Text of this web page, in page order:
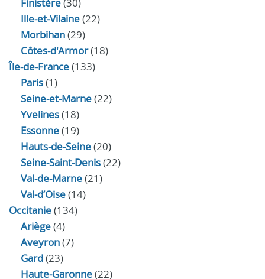
Ille-et-Vilaine(22)
Morbihan(29)
Côtes-d'Armor(18)
Île-de-France(133)
Paris(1)
Seine-et-Marne(22)
Yvelines(18)
Essonne(19)
Hauts-de-Seine(20)
Seine-Saint-Denis(22)
Val-de-Marne(21)
Val-d’Oise(14)
Occitanie(134)
Ariège(4)
Aveyron(7)
Gard(23)
Haute-Garonne(22)